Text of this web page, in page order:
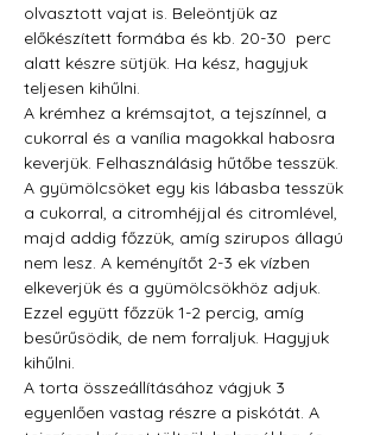
olvasztott vajat is. Beleöntjük az
előkészített formába és kb. 20-30  perc
alatt készre sütjük. Ha kész, hagyjuk
teljesen kihűlni.
A krémhez a krémsajtot, a tejszínnel, a
cukorral és a vanília magokkal habosra
keverjük. Felhasználásig hűtőbe tesszük.
A gyümölcsöket egy kis lábasba tesszük
a cukorral, a citromhéjjal és citromlével,
majd addig főzzük, amíg szirupos állagú
nem lesz. A keményítőt 2-3 ek vízben
elkeverjük és a gyümölcsökhöz adjuk.
Ezzel együtt főzzük 1-2 percig, amíg
besűrűsödik, de nem forraljuk. Hagyjuk
kihűlni.
A torta összeállításához vágjuk 3
egyenlően vastag részre a piskótát. A